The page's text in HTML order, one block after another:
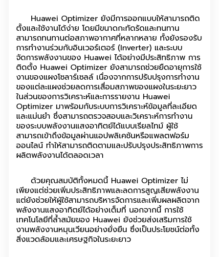
Huawei Optimizer ยังมีการออกแบบให้สามารถติด
ตั้งและใช้งานได้ง่าย โดยมีขนาดกะทัดรัดและทนทาน
สามารถทนทานต่อสภาพอากาศที่หลากหลาย ทั้งยังรองรับ
การทำงานร่วมกับอินเวอร์เตอร์ (Inverter) และระบบ
จัดการพลังงานของ Huawei ได้อย่างมีประสิทธิภาพ การ
ติดตั้ง Huawei Optimizer ยังสามารถช่วยยืดอายุการใช้
งานของแผงโซลาร์เซลล์ เนื่องจากการปรับปรุงการทำงาน
ของแต่ละแผงช่วยลดการเสื่อมสภาพของแผงในระยะยาว
ในส่วนของการวิเคราะห์และการรายงาน Huawei
Optimizer มาพร้อมกับระบบการวิเคราะห์ข้อมูลที่ละเอียด
และแม่นยำ ซึ่งสามารถตรวจสอบและวิเคราะห์การทำงาน
ของระบบพลังงานแสงอาทิตย์ได้แบบเรียลไทม์ ผู้ใช้
สามารถเข้าถึงข้อมูลผ่านแอปพลิเคชันหรือแพลตฟอร์ม
ออนไลน์ ทำให้สามารถติดตามและปรับปรุงประสิทธิภาพการ
ผลิตพลังงานได้ตลอดเวลา
ด้วยคุณสมบัติทั้งหมดนี้ Huawei Optimizer ไม่
เพียงแต่ช่วยเพิ่มประสิทธิภาพและลดการสูญเสียพลังงาน
แต่ยังช่วยให้ผู้ใช้สามารถบริหารจัดการและเพิ่มผลผลิตจาก
พลังงานแสงอาทิตย์ได้อย่างเต็มที่ นอกจากนี้ การใช้
เทคโนโลยีที่ล้ำสมัยของ Huawei ยังช่วยส่งเสริมการใช้
งานพลังงานหมุนเวียนอย่างยั่งยืน ซึ่งเป็นประโยชน์ต่อทั้ง
สิ่งแวดล้อมและเศรษฐกิจในระยะยาว